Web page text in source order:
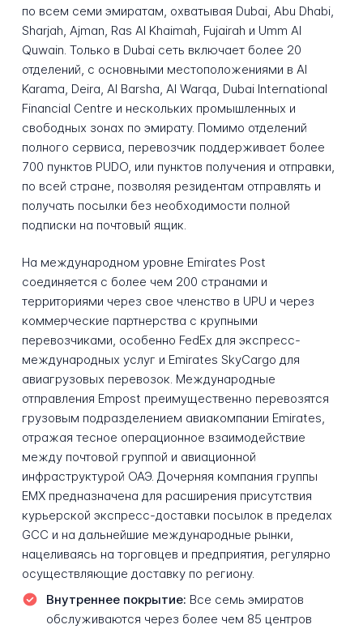
по всем семи эмиратам, охватывая Dubai, Abu Dhabi,
Sharjah, Ajman, Ras Al Khaimah, Fujairah и Umm Al
Quwain. Только в Dubai сеть включает более 20
отделений, с основными местоположениями в Al
Karama, Deira, Al Barsha, Al Warqa, Dubai International
Financial Centre и нескольких промышленных и
свободных зонах по эмирату. Помимо отделений
полного сервиса, перевозчик поддерживает более
700 пунктов PUDO, или пунктов получения и отправки,
по всей стране, позволяя резидентам отправлять и
получать посылки без необходимости полной
подписки на почтовый ящик.
На международном уровне Emirates Post
соединяется с более чем 200 странами и
территориями через свое членство в UPU и через
коммерческие партнерства с крупными
перевозчиками, особенно FedEx для экспресс-
международных услуг и Emirates SkyCargo для
авиагрузовых перевозок. Международные
отправления Empost преимущественно перевозятся
грузовым подразделением авиакомпании Emirates,
отражая тесное операционное взаимодействие
между почтовой группой и авиационной
инфраструктурой ОАЭ. Дочерняя компания группы
EMX предназначена для расширения присутствия
курьерской экспресс-доставки посылок в пределах
GCC и на дальнейшие международные рынки,
нацеливаясь на торговцев и предприятия, регулярно
осуществляющие доставку по региону.
Внутреннее покрытие: Все семь эмиратов
обслуживаются через более чем 85 центров